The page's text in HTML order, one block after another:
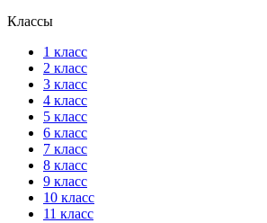
Классы
1 класс
2 класс
3 класс
4 класс
5 класс
6 класс
7 класс
8 класс
9 класс
10 класс
11 класс